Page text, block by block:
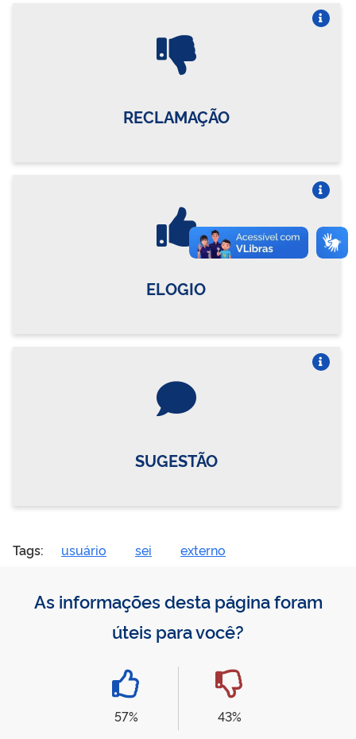
RECLAMAÇÃO
ELOGIO
SUGESTÃO
Tags: usuário sei externo
As informações desta página foram
úteis para você?
57%
43%